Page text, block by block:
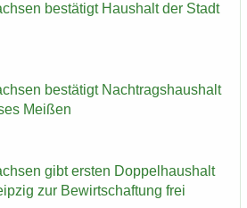
be­stä­tigt Haus­halt der Stadt
be­stä­tigt Nach­trags­haus­halt
Mei­ßen
gibt ers­ten Dop­pel­haus­halt
zur Be­wirt­schaf­tung frei